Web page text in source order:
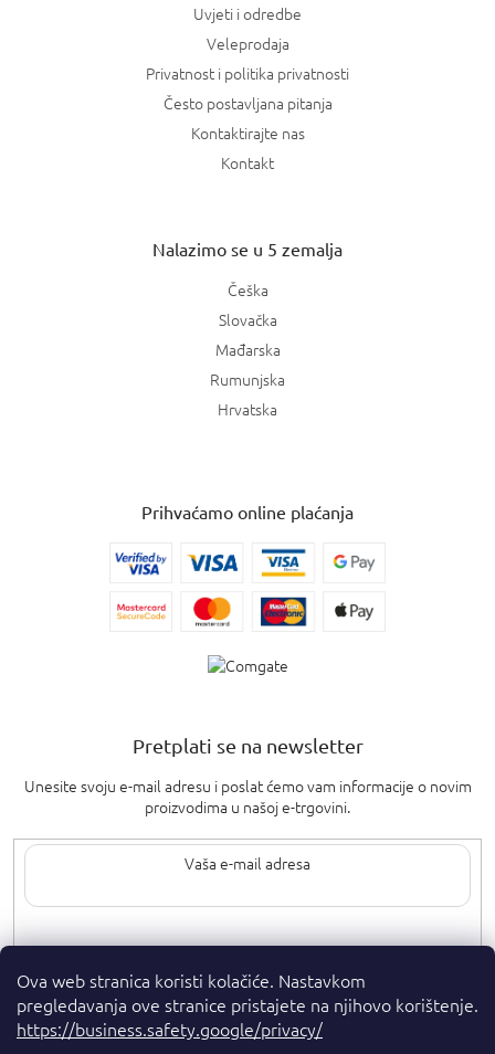
Ova web stranica koristi kolačiće. Nastavkom
pregledavanja ove stranice pristajete na njihovo korištenje.
https://business.safety.google/privacy/
Uvjeti i odredbe
Veleprodaja
Privatnost i politika privatnosti
Često postavljana pitanja
Kontaktirajte nas
Kontakt
Nalazimo se u 5 zemalja
Češka
Slovačka
Mađarska
Rumunjska
Hrvatska
Prihvaćamo online plaćanja
Pretplati se na newsletter
Unesite svoju e-mail adresu i poslat ćemo vam informacije o novim
proizvodima u našoj e-trgovini.
Upisom svoje e-pošte pristajete nauvjete privatnosti.